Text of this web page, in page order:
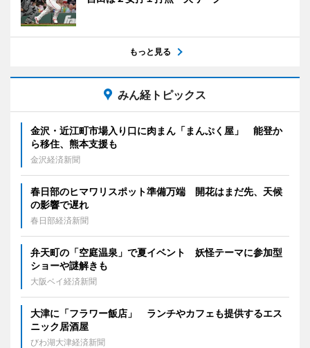
もっと見る
みん経トピックス
金沢・近江町市場入り口に肉まん「まんぷく屋」 能登か
ら移住、熊本支援も
金沢経済新聞
春日部のヒマワリスポット準備万端 開花はまだ先、天候
の影響で遅れ
春日部経済新聞
弁天町の「空庭温泉」で夏イベント 妖怪テーマに参加型
ショーや謎解きも
大阪ベイ経済新聞
大津に「フラワー飯店」 ランチやカフェも提供するエス
ニック居酒屋
びわ湖大津経済新聞